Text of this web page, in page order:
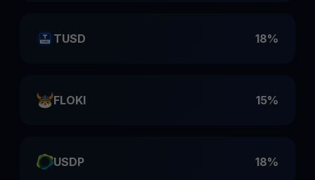
TUSD 18%
FLOKI 15%
USDP 18%